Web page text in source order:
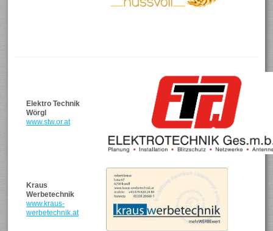
Elektro Technik
Wörgl
www.stw.or.at
Kraus
Werbetechnik
www.kraus-
werbetechnik.at